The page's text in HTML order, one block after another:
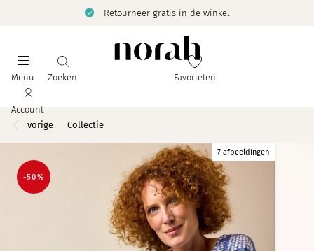
Retourneer gratis in de winkel
Menu Zoeken Favorieten
Account
vorige
Collectie
7 afbeeldingen
-50%